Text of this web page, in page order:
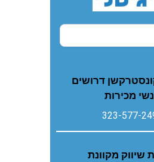
דרושים
מכירות
323-577-
שיווק מקוונת